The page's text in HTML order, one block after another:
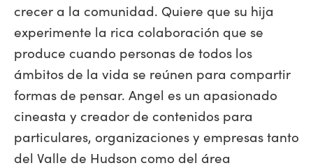
crecer a la comunidad. Quiere que su hija
experimente la rica colaboración que se
produce cuando personas de todos los
ámbitos de la vida se reúnen para compartir
formas de pensar. Angel es un apasionado
cineasta y creador de contenidos para
particulares, organizaciones y empresas tanto
del Valle de Hudson como del área